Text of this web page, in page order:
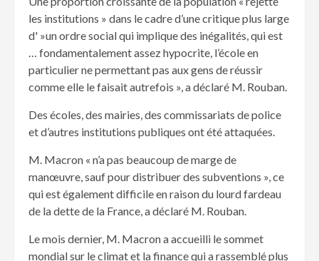
les institutions » dans le cadre d’une critique plus large
d' »un ordre social qui implique des inégalités, qui est
… fondamentalement assez hypocrite, l’école en
particulier ne permettant pas aux gens de réussir
comme elle le faisait autrefois », a déclaré M. Rouban.
Des écoles, des mairies, des commissariats de police
et d’autres institutions publiques ont été attaquées.
M. Macron « n’a pas beaucoup de marge de
manœuvre, sauf pour distribuer des subventions », ce
qui est également difficile en raison du lourd fardeau
de la dette de la France, a déclaré M. Rouban.
Le mois dernier, M. Macron a accueilli le sommet
mondial sur le climat et la finance qui a rassemblé plus